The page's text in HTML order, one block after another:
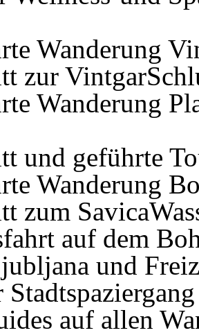
Wanderung
zur
Wanderung
und geführte
Wanderung
zum
auf dem
und
auf allen